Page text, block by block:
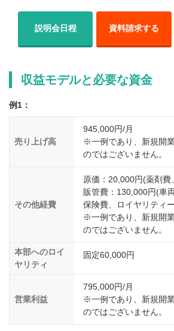
説明会日程 資料請求する
収益モデルと必要な資金
例1：
売り上げ高
945,000円/月
※一例であり、新規開
のではございません。
その他経費
原価：20,000円(薬剤費
販管費：130,000円(車
保険費、ロイヤリティ
※一例であり、新規開
のではございません。
本部へのロイ
ヤリティ
固定60,000円
営業利益
795,000円/月
※一例であり、新規開
のではございません。